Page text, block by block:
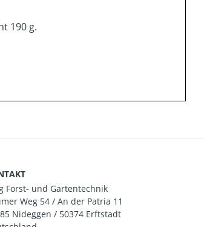
190 g.
Forst- und Gartentechnik
Weg 54 / An der Patria 11
Nideggen / 50374 Erftstadt